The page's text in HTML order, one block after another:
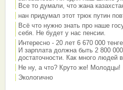
Все то думали, что жана
нан придумал этот трюк путин
Всё что нужно знать про наше
себя. Не будет у нас пенсии.
Интересно - 20 лет 6 670 000
И зарплата должна быть 2 800
достаточности. Как много людей
Не ну, а что? Круто же! Молодцы!
Экологично